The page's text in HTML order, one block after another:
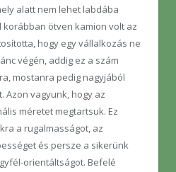
alatt nem lehet labdába
korábban ötven kamion volt az
hogy egy vállalkozás ne
végén, addig ez a szám
mostanra pedig nagyjából
Azon vagyunk, hogy az
méretet megtartsuk. Ez
a rugalmasságot, az
és persze a sikerünk
orientáltságot. Befelé